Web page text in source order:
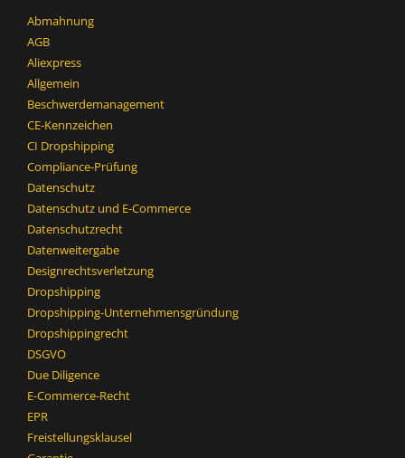
Abmahnung
AGB
Aliexpress
Allgemein
Beschwerdemanagement
CE-Kennzeichen
CI Dropshipping
Compliance-Prüfung
Datenschutz
Datenschutz und E-Commerce
Datenschutzrecht
Datenweitergabe
Designrechtsverletzung
Dropshipping
Dropshipping-Unternehmensgründung
Dropshippingrecht
DSGVO
Due Diligence
E-Commerce-Recht
EPR
Freistellungsklausel